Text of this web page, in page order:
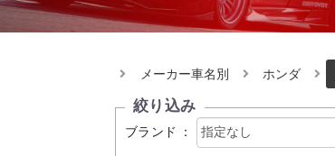
メーカー車名別 ホンダ
絞り込み
ブランド ：